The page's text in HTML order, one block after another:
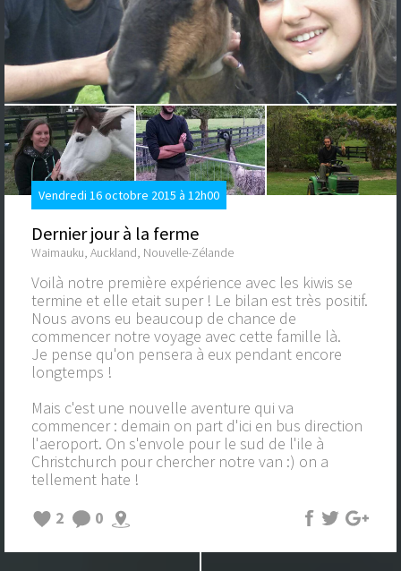
Vendredi 16 octobre 2015 à 12h00
Dernier jour à la ferme
Waimauku, Auckland, Nouvelle-Zélande
Voilà notre première expérience avec les kiwis se
termine et elle etait super ! Le bilan est très positif.
Nous avons eu beaucoup de chance de
commencer notre voyage avec cette famille là.
Je pense qu'on pensera à eux pendant encore
longtemps !
Mais c'est une nouvelle aventure qui va
commencer : demain on part d'ici en bus direction
l'aeroport. On s'envole pour le sud de l'ile à
Christchurch pour chercher notre van :) on a
tellement hate !
2
0